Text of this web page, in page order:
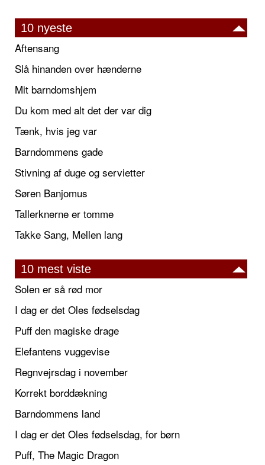
10 nyeste
Aftensang
Slå hinanden over hænderne
Mit barndomshjem
Du kom med alt det der var dig
Tænk, hvis jeg var
Barndommens gade
Stivning af duge og servietter
Søren Banjomus
Tallerknerne er tomme
Takke Sang, Mellen lang
10 mest viste
Solen er så rød mor
I dag er det Oles fødselsdag
Puff den magiske drage
Elefantens vuggevise
Regnvejrsdag i november
Korrekt borddækning
Barndommens land
I dag er det Oles fødselsdag, for børn
Puff, The Magic Dragon